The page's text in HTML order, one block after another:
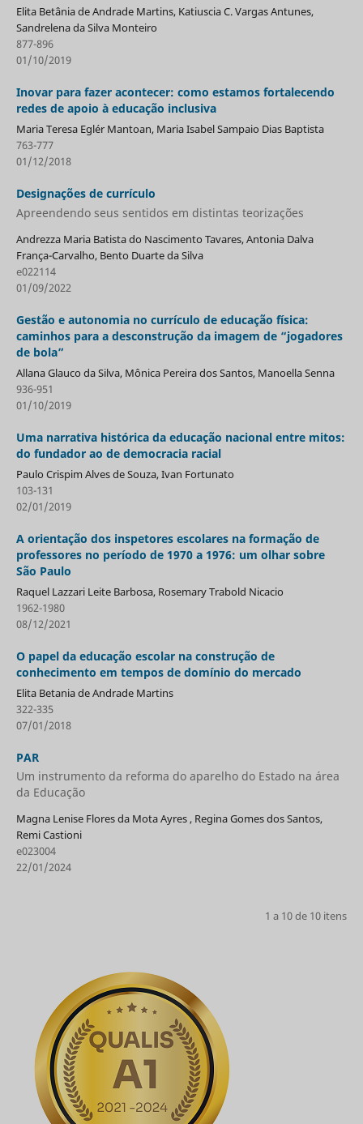
Elita Betânia de Andrade Martins, Katiuscia C. Vargas Antunes,
Sandrelena da Silva Monteiro
877-896
01/10/2019
Inovar para fazer acontecer: como estamos fortalecendo
redes de apoio à educação inclusiva
Maria Teresa Eglér Mantoan, Maria Isabel Sampaio Dias Baptista
763-777
01/12/2018
Designações de currículo
Apreendendo seus sentidos em distintas teorizações
Andrezza Maria Batista do Nascimento Tavares, Antonia Dalva
França-Carvalho, Bento Duarte da Silva
e022114
01/09/2022
Gestão e autonomia no currículo de educação física:
caminhos para a desconstrução da imagem de “jogadores
de bola”
Allana Glauco da Silva, Mônica Pereira dos Santos, Manoella Senna
936-951
01/10/2019
Uma narrativa histórica da educação nacional entre mitos:
do fundador ao de democracia racial
Paulo Crispim Alves de Souza, Ivan Fortunato
103-131
02/01/2019
A orientação dos inspetores escolares na formação de
professores no período de 1970 a 1976: um olhar sobre
São Paulo
Raquel Lazzari Leite Barbosa, Rosemary Trabold Nicacio
1962-1980
08/12/2021
O papel da educação escolar na construção de
conhecimento em tempos de domínio do mercado
Elita Betania de Andrade Martins
322-335
07/01/2018
PAR
Um instrumento da reforma do aparelho do Estado na área
da Educação
Magna Lenise Flores da Mota Ayres , Regina Gomes dos Santos,
Remi Castioni
e023004
22/01/2024
1 a 10 de 10 itens